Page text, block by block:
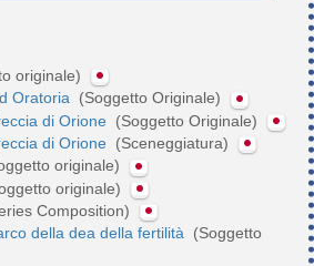
originale)
Oratoria (Soggetto Originale)
di Orione (Soggetto Originale)
di Orione (Sceneggiatura)
originale)
originale)
Composition)
della dea della fertilità
(Soggetto